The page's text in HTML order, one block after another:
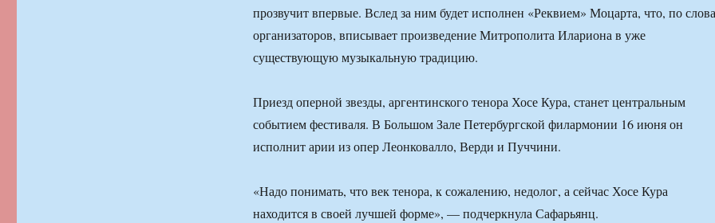
прозвучит впервые. Вслед за ним будет исполнен «Реквием» Моцарта, что, по
организаторов, вписывает произведение Митрополита Илариона в уже
существующую музыкальную традицию.
Приезд оперной звезды, аргентинского тенора Хосе Кура, станет центральным
событием фестиваля. В Большом Зале Петербургской филармонии 16 июня он
исполнит арии из опер Леонковалло, Верди и Пуччини.
«Надо понимать, что век тенора, к сожалению, недолог, а сейчас Хосе Кура
находится в своей лучшей форме», — подчеркнула Сафарьянц.